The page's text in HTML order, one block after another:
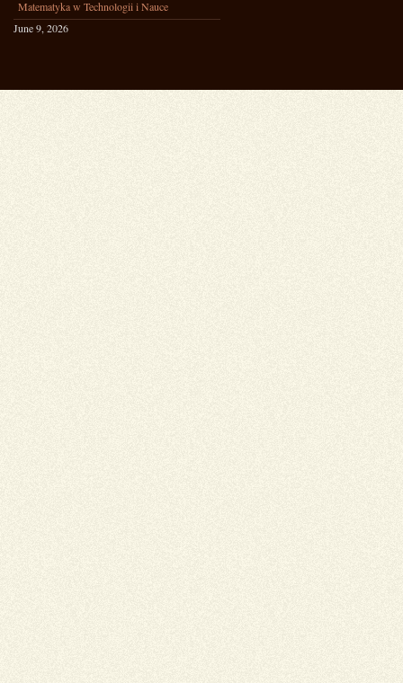
Matematyka w Technologii i Nauce
June 9, 2026